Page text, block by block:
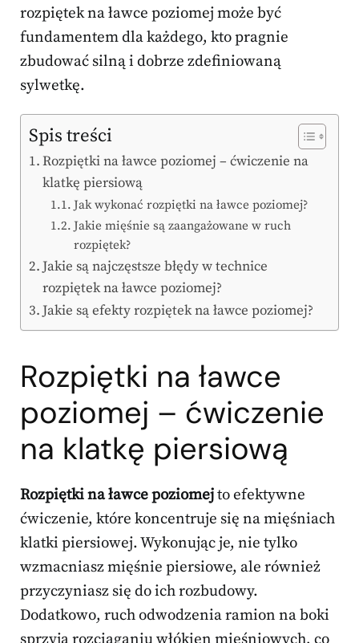
rozpiętek na ławce poziomej może być
fundamentem dla każdego, kto pragnie
zbudować silną i dobrze zdefiniowaną
sylwetkę.
Spis treści
Rozpiętki na ławce poziomej – ćwiczenie na
klatkę piersiową
Jak wykonać rozpiętki na ławce poziomej?
Jakie mięśnie są zaangażowane w ruch
rozpiętek?
Jakie są najczęstsze błędy w technice
rozpiętek na ławce poziomej?
Jakie są efekty rozpiętek na ławce poziomej?
Rozpiętki na ławce
poziomej – ćwiczenie
na klatkę piersiową
Rozpiętki na ławce poziomejto efektywne
ćwiczenie, które koncentruje się na mięśniach
klatki piersiowej. Wykonując je, nie tylko
wzmacniasz mięśnie piersiowe, ale również
przyczyniasz się do ich rozbudowy.
Dodatkowo, ruch odwodzenia ramion na boki